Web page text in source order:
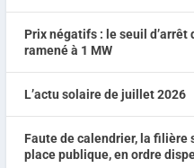
Prix négatifs : le seuil
ramené à 1 MW
L’actu solaire de juillet 2026
Faute de calendrier, la filière
place publique, en ordre